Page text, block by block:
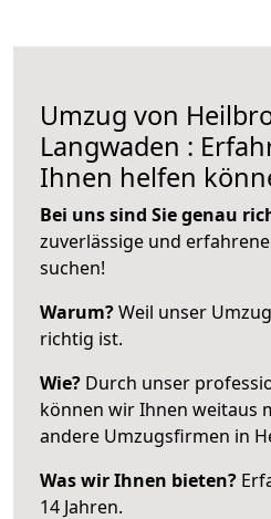
Umzug von
Langwaden :
Ihnen helfen
Bei uns sind Sie genau
zuverlässige und
suchen!
Warum?Weil unser
richtig ist.
Wie? Durch unser
können wir Ihnen weitaus
andere Umzugsfirmen in
Was wir Ihnen bieten?
14 Jahren.